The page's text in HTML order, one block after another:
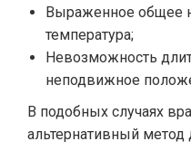
Выраженное общее
температура;
Невозможность
неподвижное
В подобных случаях
альтернативный метод